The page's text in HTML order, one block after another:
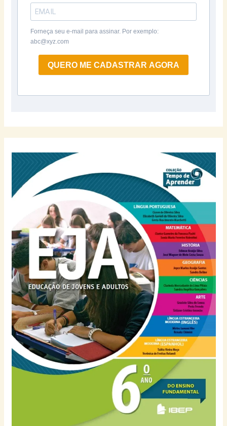
Forneça seu e-mail para assinar. Por exemplo:
abc@xyz.com
QUERO ME CADASTRAR AGORA